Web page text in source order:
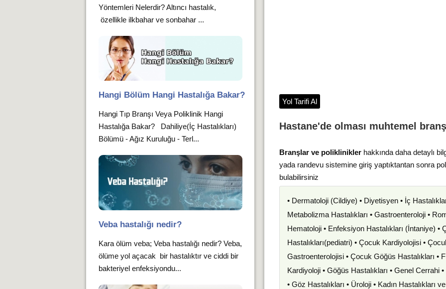
Yol Tarifi Al
Hastane'de olması muhtemel
Branşlar ve polikliniklerhakkında daha detaylı
yada randevu sistemine giriş yaptıktantan sonra
bulabilirsiniz
• Dermatoloji (Cildiye) • Diyetisyen • İç
Metabolizma Hastalıkları • Gastroenteroloji •
Hematoloji • Enfeksiyon Hastalıkları (İntaniye) •
Hastalıkları(pediatri) • Çocuk Kardiyolojisi •
Gastroenterolojisi • Çocuk Göğüs Hastalıkları •
Kardiyoloji • Göğüs Hastalıkları • Genel Cerrahi
• Göz Hastalıkları • Üroloji • Kadın Hastalıkları
Yöntemleri Nelerdir? Altıncı hastalık,
özellikle ilkbahar ve sonbahar ...
Hangi Bölüm Hangi Hastalığa Bakar?
Hangi Tıp Branşı Veya Poliklinik Hangi
Hastalığa Bakar? Dahiliye(İç Hastalıkları)
Bölümü - Ağız Kuruluğu - Terl...
Veba hastalığı nedir?
Kara ölüm veba; Veba hastalığı nedir? Veba,
ölüme yol açacak bir hastalıktır ve ciddi bir
bakteriyel enfeksiyondu...